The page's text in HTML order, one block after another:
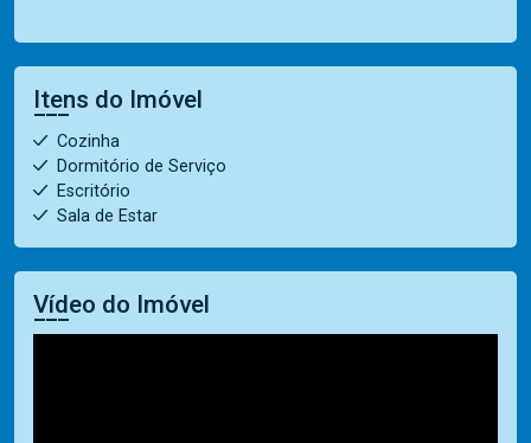
Itens do Imóvel
Cozinha
Dormitório de Serviço
Escritório
Sala de Estar
Vídeo do Imóvel